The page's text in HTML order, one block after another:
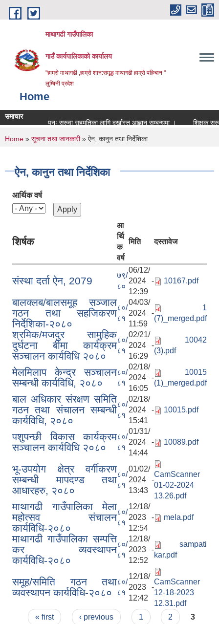
Skip to main content
माथागढी गाउँपालिका
गाउँ कार्यपालिकाको कार्यालय
"हाम्रो माथागढी ,हाम्रो शान:समृद्ध माथागढी हाम्रो पहिचान "
लुम्बिनी प्रदेश
Home
समाचार
पुनः सरुवा सहमतिका लागि दर्खास्त आह्वान सम्बन्धमा ।
शिक्षक सरुवा
You are here
Home » सूचना तथा जानकारी» ऐन, कानुन तथा निर्देशिका
ऐन, कानुन तथा निर्देशिका
आर्थिक वर्ष
शिर्षक
आ
र्थि
क
वर्ष
मिति दस्तावेज
संस्था दर्ता ऐन, 2079
७९/
८०
06/12/
2024 -
12:39
10167.pdf
बालक्लब/बालसमूह सञ्जाल
गठन तथा सहजिकरण
निर्देशिका-२०८०
८०/
८१
04/03/
2024 -
11:59
1
(7)_merged.pdf
श्रमिक/मजदुर सामुहिक
दुर्घटना बीमा कार्यक्रम
सञ्‍चालन कार्यविधि २०८०
८०/
८१
02/21/
2024 -
16:29
10042
(3).pdf
मेलमिलाप केन्द्र सञ्चालन
सम्बन्धी कार्यविधि, २०८०
८०/
८१
02/18/
2024 -
16:05
10015
(1)_merged.pdf
बाल अधिकार संरक्षण समिति
गठन तथा संचालन सम्बन्धी
कार्यविधि, २०८०
८०/
८१
02/18/
2024 -
15:41
10015.pdf
पशुपन्छी विकास कार्यक्रम
सञ्चालन कार्यविधि २०८०
८०/
८१
01/31/
2024 -
14:44
10089.pdf
भू-उपयोग क्षेत्र वर्गीकरण
सम्बन्धी मापदण्ड तथा
आधारहरु, २०८०
८०/
८१
01/02/
2024 -
13:43
CamScanner
01-02-2024
13.26.pdf
माथागढी गाउँपालिका मेला
महोत्सव संचालन
कार्यविधि-२०८०
८०/
८१
12/18/
2023 -
12:54
mela.pdf
माथागढी गाउँपालिका सम्पत्ति
कर व्यवस्थापन
कार्यविधि-२०८०
८०/
८१
12/18/
2023 -
12:52
sampati
kar.pdf
समूह/समिति गठन तथा
व्यवस्थापन कार्यविधि-२०८०
८०/
८१
12/18/
2023 -
12:42
CamScanner
12-18-2023
12.31.pdf
Pages
« first ‹ previous 1 2
3